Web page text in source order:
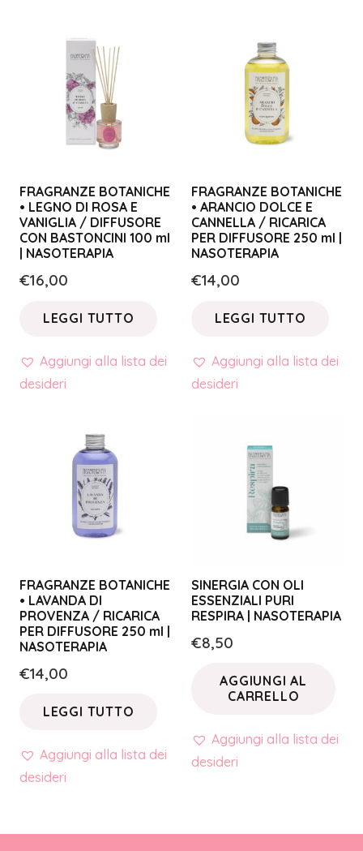
FRAGRANZE BOTANICHE
• LEGNO DI ROSA E
VANIGLIA / DIFFUSORE
CON BASTONCINI 100 ml
| NASOTERAPIA
€16,00
LEGGI TUTTO
Aggiungi alla lista dei
desideri
FRAGRANZE BOTANICHE
• ARANCIO DOLCE E
CANNELLA / RICARICA
PER DIFFUSORE 250 ml |
NASOTERAPIA
€14,00
LEGGI TUTTO
Aggiungi alla lista dei
desideri
FRAGRANZE BOTANICHE
• LAVANDA DI
PROVENZA / RICARICA
PER DIFFUSORE 250 ml |
NASOTERAPIA
€14,00
LEGGI TUTTO
Aggiungi alla lista dei
desideri
SINERGIA CON OLI
ESSENZIALI PURI
RESPIRA | NASOTERAPIA
€8,50
AGGIUNGI AL
CARRELLO
Aggiungi alla lista dei
desideri